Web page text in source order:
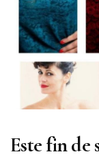
Este fin de